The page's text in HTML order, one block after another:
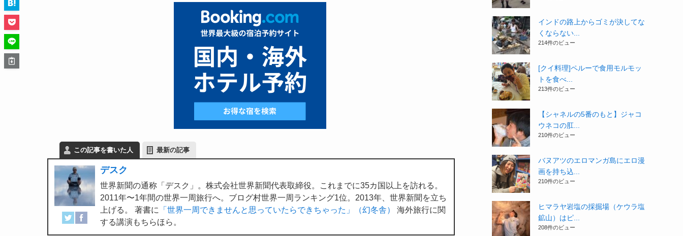
この記事を書いた人 最新の記事
デスク
世界新聞の通称「デスク」。株式会社世界新聞代表取締役。これまでに35カ国以上を訪れる。
2011年〜1年間の世界一周旅行へ。ブログ村世界一周ランキング1位。2013年、世界新聞を立ち
上げる。 著書に
「世界一周できませんと思っていたらできちゃった」（幻冬舎）
海外旅行に関
する講演もちらほら。
インドの路上からゴミが決してな
くならない...
214件のビュー
[クイ料理]ペルーで食用モルモッ
トを食べ...
213件のビュー
【シャネルの5番のもと】ジャコ
ウネコの肛...
210件のビュー
バヌアツのエロマンガ島にエロ漫
画を持ち込...
210件のビュー
ヒマラヤ岩塩の採掘場（ケウラ塩
鉱山）はピ...
208件のビュー